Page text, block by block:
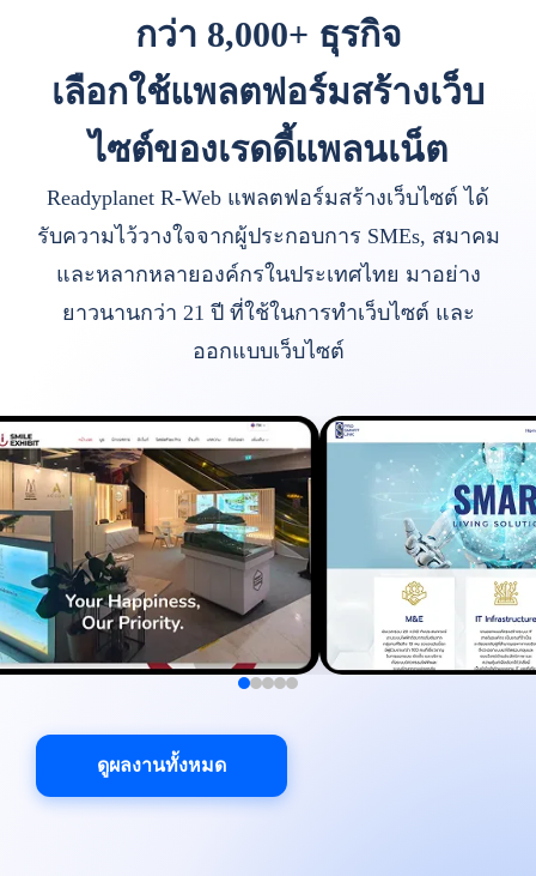
กว่า 8,000+ ธุรกิจ
เลือกใช้แพลตฟอร์มสร้างเว็บ
ไซต์ของเรดดี้แพลนเน็ต
Readyplanet R-Web แพลตฟอร์มสร้างเว็บไซต์ ได้
รับความไว้วางใจจากผู้ประกอบการ SMEs, สมาคม
และหลากหลายองค์กรในประเทศไทย มาอย่าง
ยาวนานกว่า 21 ปี ที่ใช้ในการทำเว็บไซต์ และ
ออกแบบเว็บไซต์
ดูผลงานทั้งหมด